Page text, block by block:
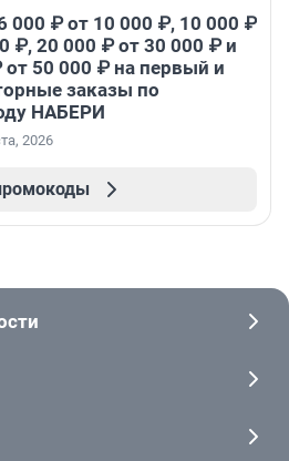
000 ₽ от 10 000 ₽, 10 000 ₽
₽, 20 000 ₽ от 30 000 ₽ и
от 50 000 ₽ на первый и
заказы по
НАБЕРИ
2026